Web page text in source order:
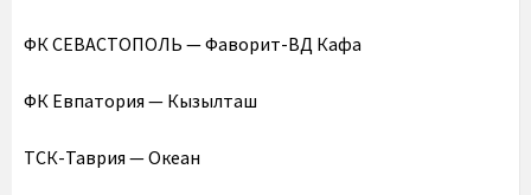
ФК СЕВАСТОПОЛЬ — Фаворит-ВД Кафа
ФК Евпатория — Кызылташ
ТСК-Таврия — Океан